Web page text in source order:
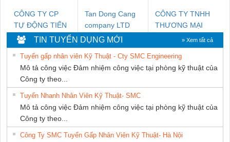
CÔNG TY CP
TỰ ĐỘNG TIẾN
HƯNG
Tan Dong Cang
company LTD
CÔNG TY TNHH
THƯƠNG MẠI
THIÊN ÂN VIỆT
NAM
TIN TUYỂN DỤNG MỚI » Xem tất cả
Tuyển gấp nhân viên Kỹ Thuật - Cty SMC Engineering
Mô tả công việc Đảm nhiệm công việc tại phòng kỹ thuật của
Công ty theo...
Tuyển Nhanh Nhân Viên Kỹ Thuật- SMC
Mô tả công việc Đảm nhiệm công việc tại phòng kỹ thuật của
Công ty theo...
Công Ty SMC Tuyển Gấp Nhân Viên Kỹ Thuật- Hà Nội